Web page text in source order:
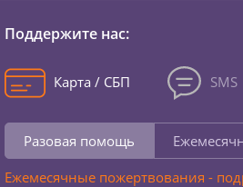
Поддержите нас:
Карта / СБП SMS
Разовая помощь
Ежемесячные пожертвования -